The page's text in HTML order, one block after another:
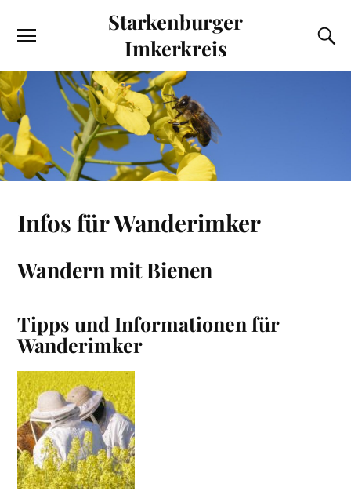
Starkenburger
Imkerkreis
Infos für Wanderimker
Wandern mit Bienen
Tipps und Informationen für
Wanderimker